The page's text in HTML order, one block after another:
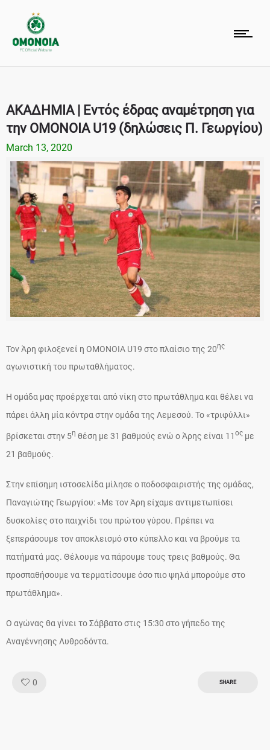
ΑΚΑΔΗΜΙΑ | Εντός έδρας αναμέτρηση για
την ΟΜΟΝΟΙΑ U19 (δηλώσεις Π. Γεωργίου)
March 13, 2020
Τον Άρη φιλοξενεί η ΟΜΟΝΟΙΑ U19 στο πλαίσιο της 20ης
αγωνιστική του πρωταθλήματος.
Η ομάδα μας προέρχεται από νίκη στο πρωτάθλημα και θέλει να
πάρει άλλη μία κόντρα στην ομάδα της Λεμεσού. Το «τριφύλλι»
βρίσκεται στην 5η θέση με 31 βαθμούς ενώ ο Άρης είναι 11 ος με
21 βαθμούς.
Στην επίσημη ιστοσελίδα μίλησε ο ποδοσφαιριστής της ομάδας,
Παναγιώτης Γεωργίου: «Με τον Άρη είχαμε αντιμετωπίσει
δυσκολίες στο παιχνίδι του πρώτου γύρου. Πρέπει να
ξεπεράσουμε τον αποκλεισμό στο κύπελλο και να βρούμε τα
πατήματά μας. Θέλουμε να πάρουμε τους τρεις βαθμούς. Θα
προσπαθήσουμε να τερματίσουμε όσο πιο ψηλά μπορούμε στο
πρωτάθλημα».
Ο αγώνας θα γίνει το Σάββατο στις 15:30 στο γήπεδο της
Αναγέννησης Λυθροδόντα.
0 SHARE